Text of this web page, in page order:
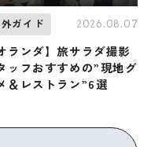
ガイド 2026.08.07
オランダ】旅サラダ撮影
ッフおすすめの”現地グ
＆レストラン”6選